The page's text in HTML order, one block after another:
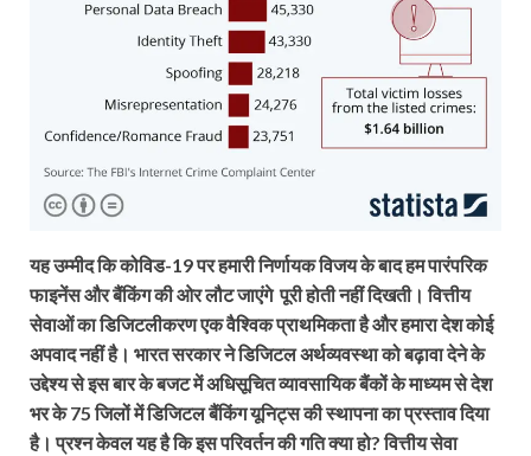
यह उम्मीद कि कोविड-19 पर हमारी निर्णायक विजय के बाद हम पारंपरिक
फाइनेंस और बैंकिंग की ओर लौट जाएंगे पूरी होती नहीं दिखती। वित्तीय
सेवाओं का डिजिटलीकरण एक वैश्विक प्राथमिकता है और हमारा देश कोई
अपवाद नहीं है। भारत सरकार ने डिजिटल अर्थव्यवस्था को बढ़ावा देने के
उद्देश्य से इस बार के बजट में अधिसूचित व्यावसायिक बैंकों के माध्यम से देश
भर के 75 जिलों में डिजिटल बैंकिंग यूनिट्स की स्थापना का प्रस्ताव दिया
है। प्रश्न केवल यह है कि इस परिवर्तन की गति क्या हो? वित्तीय सेवा